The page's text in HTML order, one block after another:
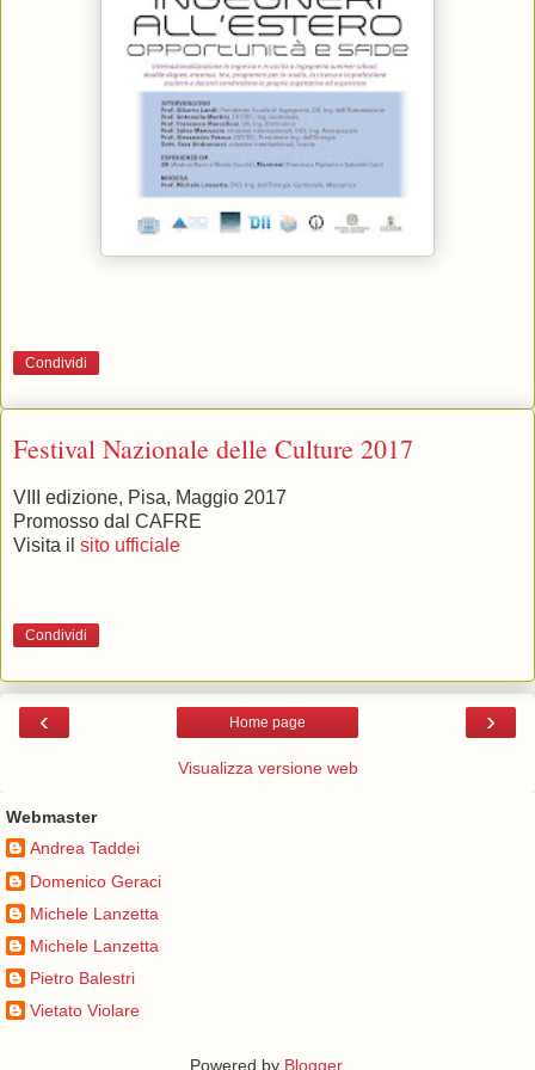
Condividi
Festival Nazionale delle Culture 2017
VIII edizione, Pisa, Maggio 2017
Promosso dal CAFRE
Visita il sito ufficiale
Condividi
‹ ›
Home page
Visualizza versione web
Webmaster
Andrea Taddei
Domenico Geraci
Michele Lanzetta
Michele Lanzetta
Pietro Balestri
Vietato Violare
Powered by Blogger.